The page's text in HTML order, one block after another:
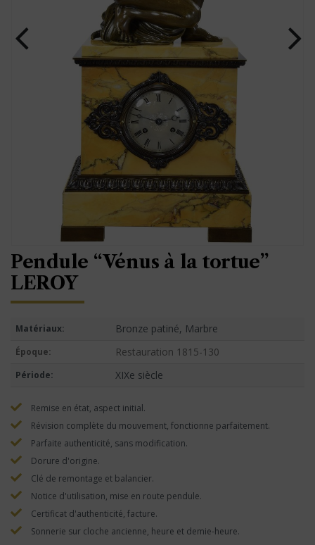
Pendule “Vénus à la tortue”
LEROY
Matériaux: Bronze patiné, Marbre
Époque: Restauration 1815-130
Période: XIXe siècle
Remise en état, aspect initial.
Révision complète du mouvement, fonctionne parfaitement.
Parfaite authenticité, sans modification.
Dorure d'origine.
Clé de remontage et balancier.
Notice d'utilisation, mise en route pendule.
Certificat d'authenticité, facture.
Sonnerie sur cloche ancienne, heure et demie-heure.